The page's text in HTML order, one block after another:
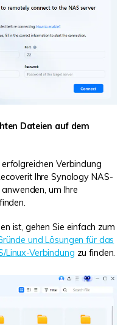
Dateien auf dem
Verbindung
Ihre Synology NAS-
um Ihre
ist, gehen Sie einfach zum
und Lösungen für das
Linux-Verbindung zu finden.